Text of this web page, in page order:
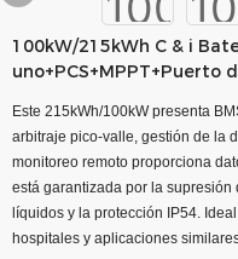
100kW/215kWh C & i
uno+PCS+MPPT+Puerto
Este 215kWh/100kW presenta
arbitraje pico-valle, gestión de la
monitoreo remoto proporciona
está garantizada por la
líquidos y la protección IP54.
hospitales y aplicaciones